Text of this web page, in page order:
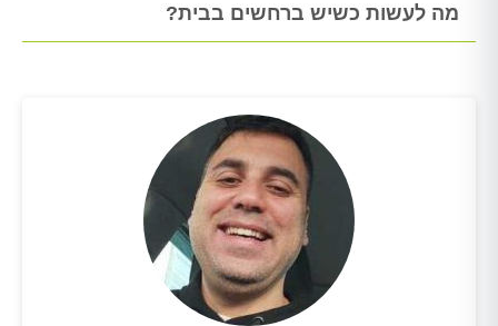
מה לעשות כשיש ברחשים בבית?